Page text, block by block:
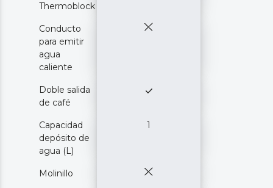
Thermoblock
Conducto
para emitir
agua
caliente
Doble salida
de café
Capacidad
depósito de
agua (L)
1
Molinillo